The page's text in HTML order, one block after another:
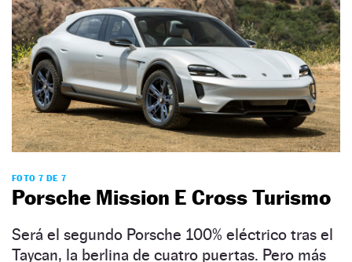
FOTO 7 DE 7
Porsche Mission E Cross Turismo
Será el segundo Porsche 100% eléctrico tras el
Taycan, la berlina de cuatro puertas. Pero más